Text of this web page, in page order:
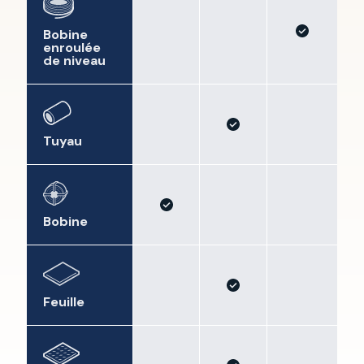
Bobine
enroulée
de niveau
Tuyau
Bobine
Feuille